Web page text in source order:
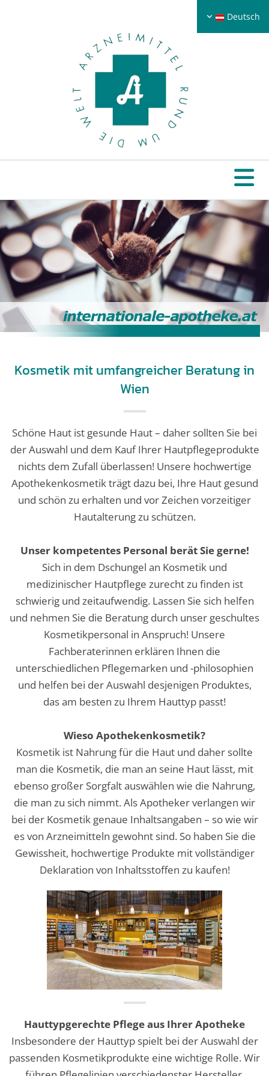
Deutsch
Kosmetik mit umfangreicher Beratung in
Wien
Schöne Haut ist gesunde Haut – daher sollten Sie bei
der Auswahl und dem Kauf Ihrer Hautpflegeprodukte
nichts dem Zufall überlassen! Unsere hochwertige
Apothekenkosmetik trägt dazu bei, Ihre Haut gesund
und schön zu erhalten und vor Zeichen vorzeitiger
Hautalterung zu schützen.
Unser kompetentes Personal berät Sie gerne!
Sich in dem Dschungel an Kosmetik und
medizinischer Hautpflege zurecht zu finden ist
schwierig und zeitaufwendig. Lassen Sie sich helfen
und nehmen Sie die Beratung durch unser geschultes
Kosmetikpersonal in Anspruch! Unsere
Fachberaterinnen erklären Ihnen die
unterschiedlichen Pflegemarken und -philosophien
und helfen bei der Auswahl desjenigen Produktes,
das am besten zu Ihrem Hauttyp passt!
Wieso Apothekenkosmetik?
Kosmetik ist Nahrung für die Haut und daher sollte
man die Kosmetik, die man an seine Haut lässt, mit
ebenso großer Sorgfalt auswählen wie die Nahrung,
die man zu sich nimmt. Als Apotheker verlangen wir
bei der Kosmetik genaue Inhaltsangaben – so wie wir
es von Arzneimitteln gewohnt sind. So haben Sie die
Gewissheit, hochwertige Produkte mit vollständiger
Deklaration von Inhaltsstoffen zu kaufen!
Hauttypgerechte Pflege aus Ihrer Apotheke
Insbesondere der Hauttyp spielt bei der Auswahl der
passenden Kosmetikprodukte eine wichtige Rolle. Wir